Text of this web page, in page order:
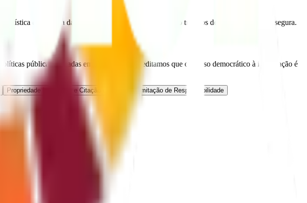
e melhoria da experiência do usuário, estes serão tratados de forma agregada e segura.
públicas baseadas em evidências. Acreditamos que o acesso democrático à informação é
Propriedade Intelectual e Citação de Fonte
Limitação de Responsabilidade